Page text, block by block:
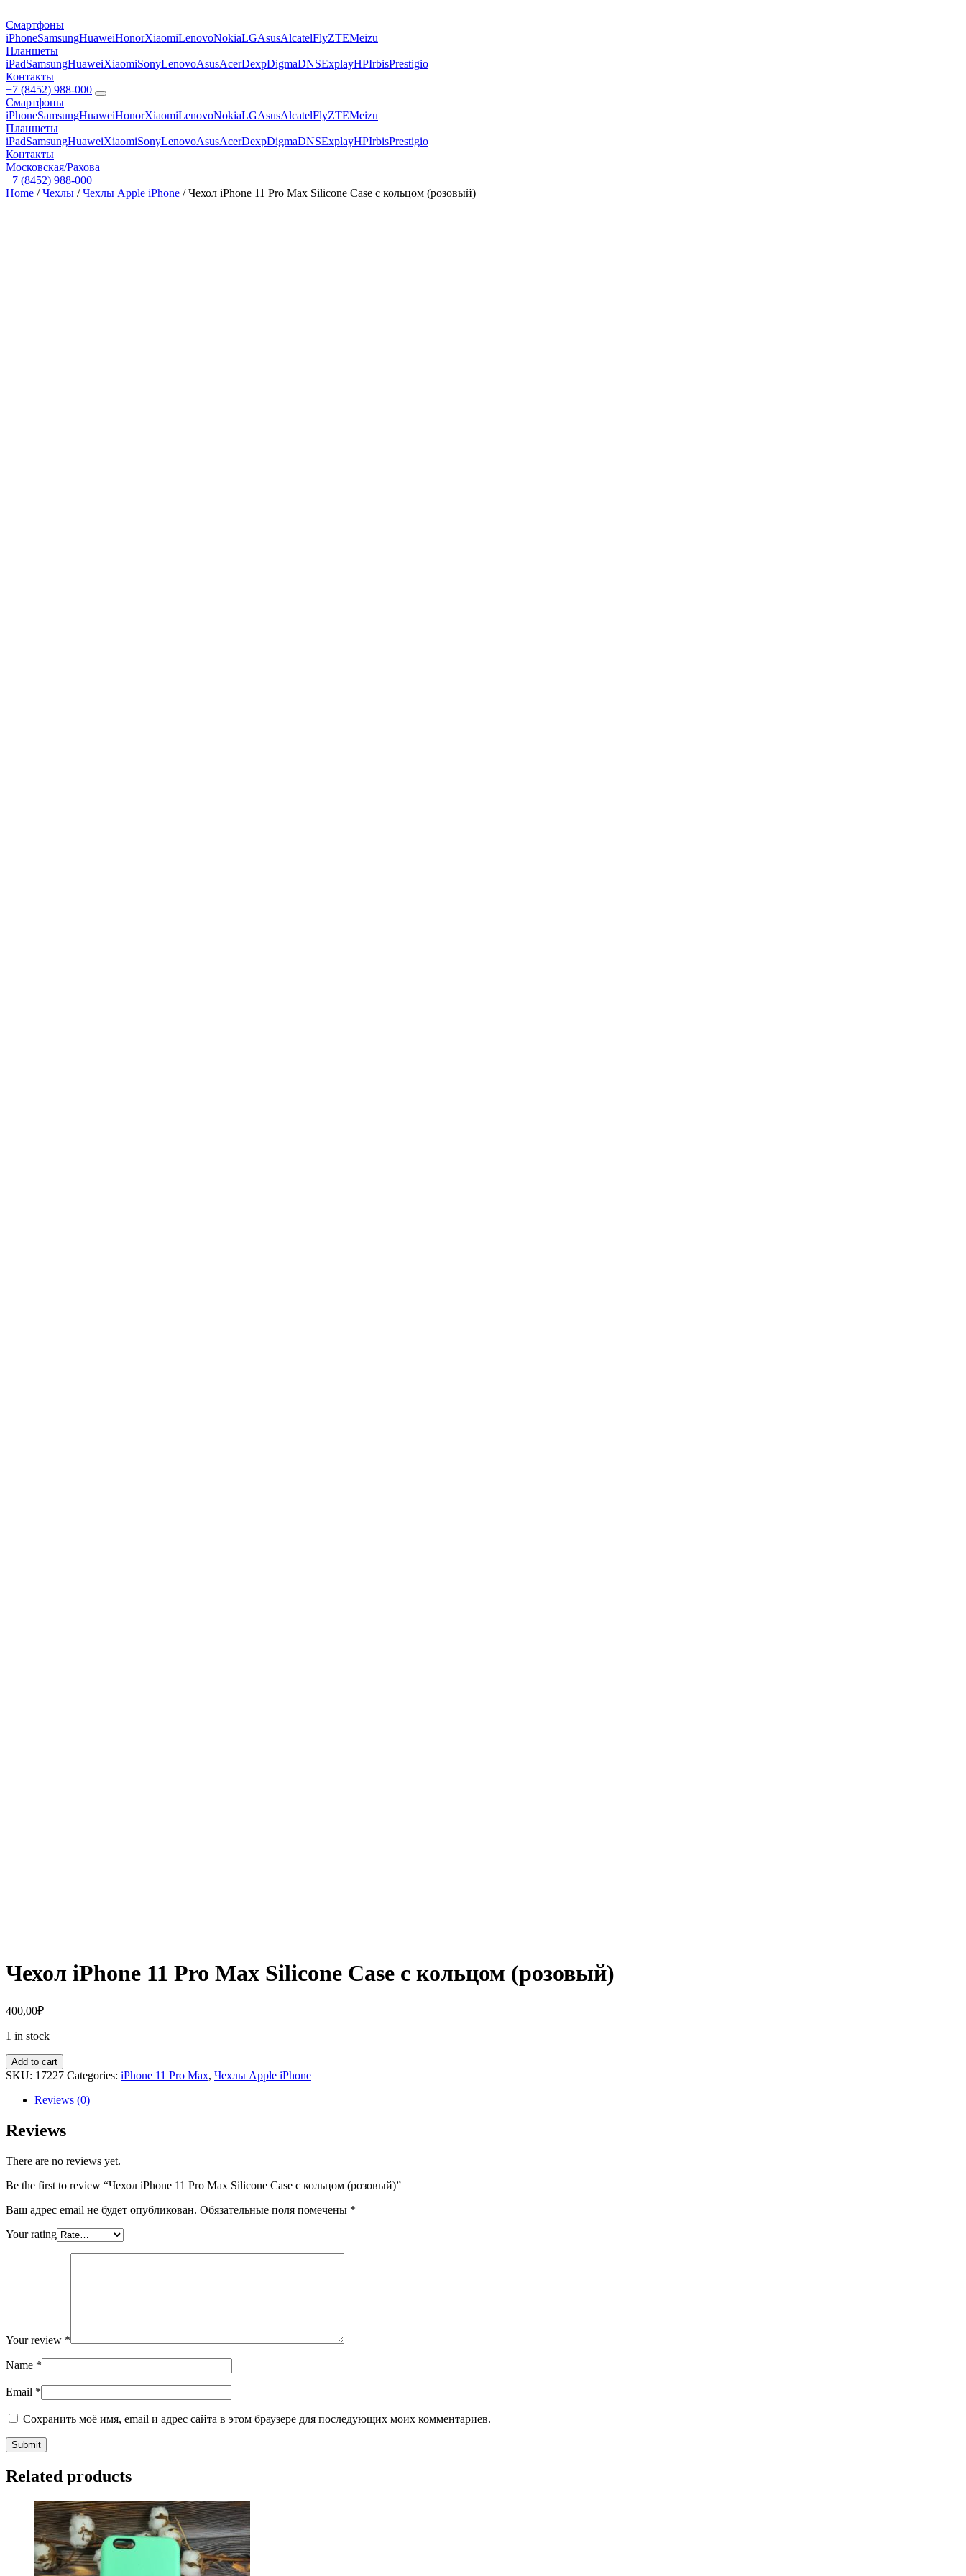
Смартфоны
iPhoneSamsungHuaweiHonorXiaomiLenovoNokiaLGAsusAlcatelFlyZTEMeizu
Планшеты
iPadSamsungHuaweiXiaomiSonyLenovoAsusAcerDexpDigmaDNSExplayHPIrbisPrestigio
Контакты
+7 (8452) 988-000
Смартфоны
iPhoneSamsungHuaweiHonorXiaomiLenovoNokiaLGAsusAlcatelFlyZTEMeizu
Планшеты
iPadSamsungHuaweiXiaomiSonyLenovoAsusAcerDexpDigmaDNSExplayHPIrbisPrestigio
Контакты
Московская/Рахова
+7 (8452) 988-000
Home /Чехлы /Чехлы Apple iPhone / Чехол iPhone 11 Pro Max Silicone Case с кольцом (розовый)
Чехол iPhone 11 Pro Max Silicone Case с кольцом (розовый)
400,00₽
1 in stock
Add to cart
SKU: 17227 Categories: iPhone 11 Pro Max, Чехлы Apple iPhone
Reviews (0)
Reviews
There are no reviews yet.
Be the first to review “Чехол iPhone 11 Pro Max Silicone Case с кольцом (розовый)”
Ваш адрес email не будет опубликован. Обязательные поля помечены *
Your rating
Your review *
Name *
Email *
Сохранить моё имя, email и адрес сайта в этом браузере для последующих моих комментариев.
Related products